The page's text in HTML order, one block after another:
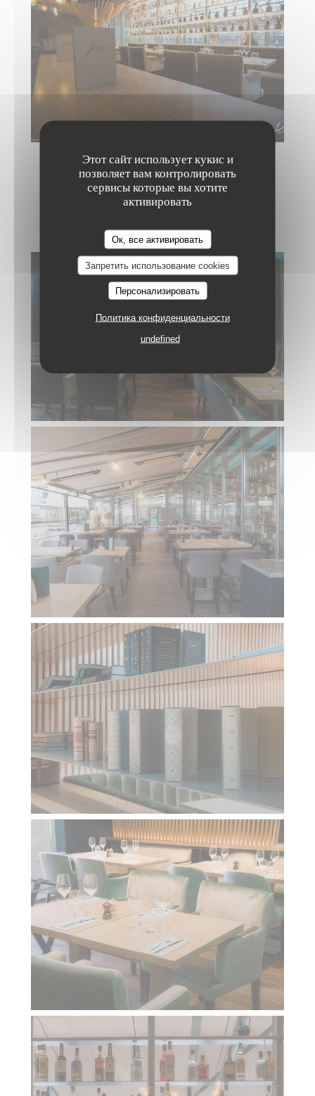
Этот сайт использует кукис и
позволяет вам контролировать
сервисы которые вы хотите
активировать
Ок, все активировать
Запретить использование cookies
Персонализировать
Политика конфиденциальности
undefined
Photos
JEAN